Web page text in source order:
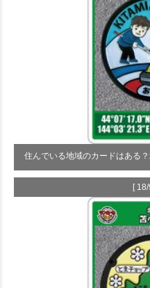
住んでいる地域のカードはある
[